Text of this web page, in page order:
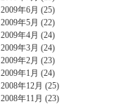
2009年6月 (25)
2009年5月 (22)
2009年4月 (24)
2009年3月 (24)
2009年2月 (23)
2009年1月 (24)
2008年12月 (25)
2008年11月 (23)